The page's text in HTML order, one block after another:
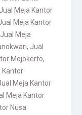
Jual Meja Kantor
Meja Kantor
Jual Meja
, Jual
Mojokerto,
Kantor
Meja Kantor
Meja Kantor
Nusa